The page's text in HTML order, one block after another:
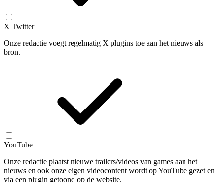
X Twitter
Onze redactie voegt regelmatig X plugins toe aan het nieuws als
bron.
YouTube
Onze redactie plaatst nieuwe trailers/videos van games aan het
nieuws en ook onze eigen videocontent wordt op YouTube gezet en
via een plugin getoond op de website.